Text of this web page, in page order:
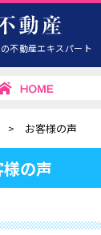
不動産エキスパート
> お客様の声
の声